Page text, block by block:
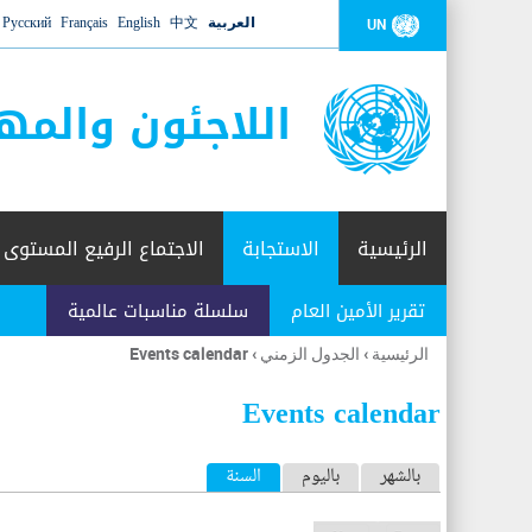
UN العربية 中文
English
Français
Русский
اللاجئون
الرئيسية الاستجابة
تقرير الأمين العام سلسلة مناسبات عالمية
الاجتماع الرفيع المستوى
أنت
هنا
الرئيسية › الجدول الزمني ›
Events calendar
Events calendar
ا
ل
بالشهر باليوم السنة (علامة التبويب النشطة)